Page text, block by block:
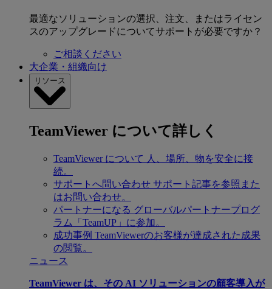
最適なソリューションの選択、注文、またはライセン
スのアップグレードについてサポートが必要ですか？
ご相談ください
大企業・組織向け
リソース
TeamViewer について詳しく
TeamViewer について 人、場所、物を安全に接
続。
サポートへ問い合わせ サポート記事を参照また
はお問い合わせ。
パートナーになる グローバルパートナープログ
ラム「TeamUP」に参加。
成功事例 TeamViewerのお客様が達成された成果
の閲覧。
ニュース
TeamViewer は、その AI ソリューションの顧客導入が